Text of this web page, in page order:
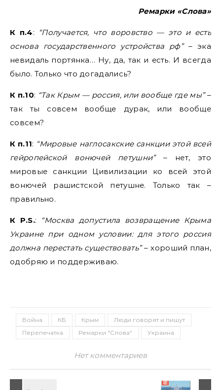
Ремарки «Слова»
К п.4:
“Получается, что воровство — это и есть
основа государственного устройства рф”– эка
невидаль портянка… Ну, да, так и есть. И всегда
было. Только что догадались?
К п.10: “Так Крым — россия, или вообще где мы”–
так ты совсем вообще дурак, или вообще
совсем?
К п.11: “Мировые наглосакские санкции этой всей
гейропейской вонючей петушни”– нет, это
мировые санкции Цивилизации ко всей этой
вонючей рашистской петушне. Только так –
правильно.
К P.S.:
“Москва допустила возвращение Крыма
Украине при одном условии: для этого россия
должна перестать существовать”– хороший план,
одобряю и поддерживаю.
Война КБ Крым
Люди говорят и пишут
Перепечатка
Ремарки "Слова" Украина
Нет комментариев